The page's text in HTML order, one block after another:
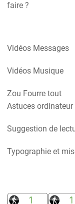
faire ?
Vidéos Messages
Vidéos Musique
Zou Fourre tout
Astuces ordinateur
Suggestion de
Typographie et